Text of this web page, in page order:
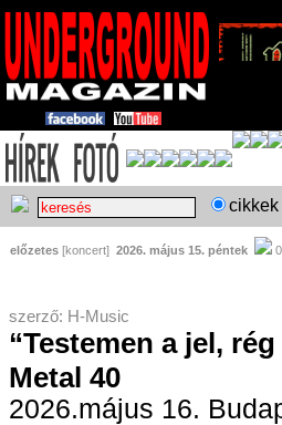
cikkek
előzetes [koncert] 2026. május 15. péntek
szerző: H-Music
“Testemen a jel,
Metal 40
2026.május 16.